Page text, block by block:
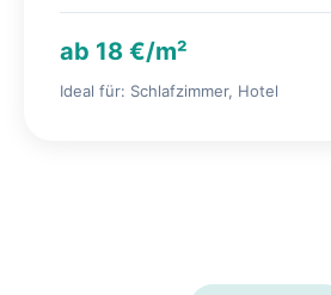
ab 18 €/m²
Ideal für: Schlafzimmer, Hotel